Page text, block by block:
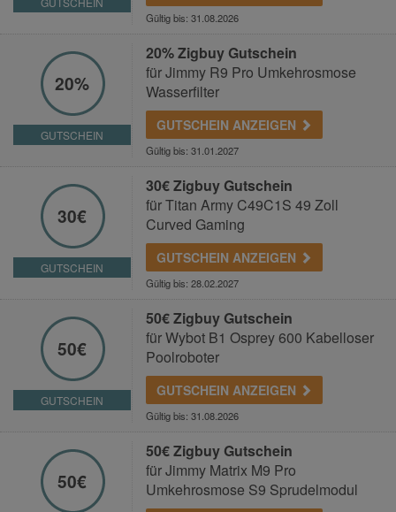
Gültig bis: 31.08.2026
20%
GUTSCHEIN
20% Zigbuy Gutschein
für Jimmy R9 Pro Umkehrosmose
Wasserfilter
GUTSCHEIN ANZEIGEN
Gültig bis: 31.01.2027
30€
GUTSCHEIN
30€ Zigbuy Gutschein
für Titan Army C49C1S 49 Zoll
Curved Gaming
GUTSCHEIN ANZEIGEN
Gültig bis: 28.02.2027
50€
GUTSCHEIN
50€ Zigbuy Gutschein
für Wybot B1 Osprey 600 Kabelloser
Poolroboter
GUTSCHEIN ANZEIGEN
Gültig bis: 31.08.2026
50€
50€ Zigbuy Gutschein
für Jimmy Matrix M9 Pro
Umkehrosmose S9 Sprudelmodul